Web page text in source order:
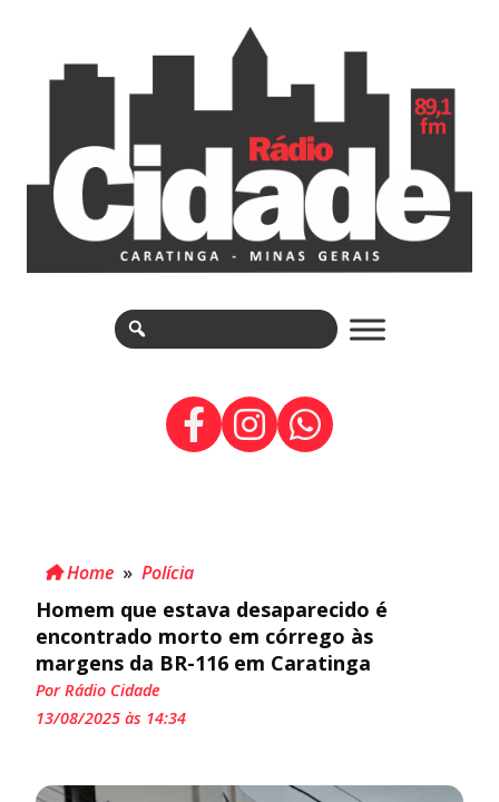
Home » Polícia
Homem que estava desaparecido é
encontrado morto em córrego às
margens da BR-116 em Caratinga
Por Rádio Cidade
13/08/2025 às 14:34